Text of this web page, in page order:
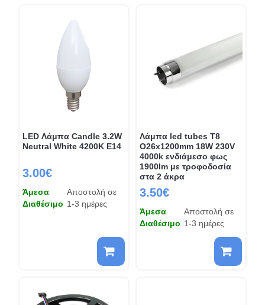
LED Λάμπα Candle 3.2W
Neutral White 4200K E14
3.00€
Άμεσα
Διαθέσιμο
Αποστολή σε
1-3 ημέρες
Λάμπα led tubes T8
O26x1200mm 18W 230V
4000k ενδιάμεσο φως
1900lm με τροφοδοσία
στα 2 άκρα
3.50€
Άμεσα
Διαθέσιμο
Αποστολή σε
1-3 ημέρες